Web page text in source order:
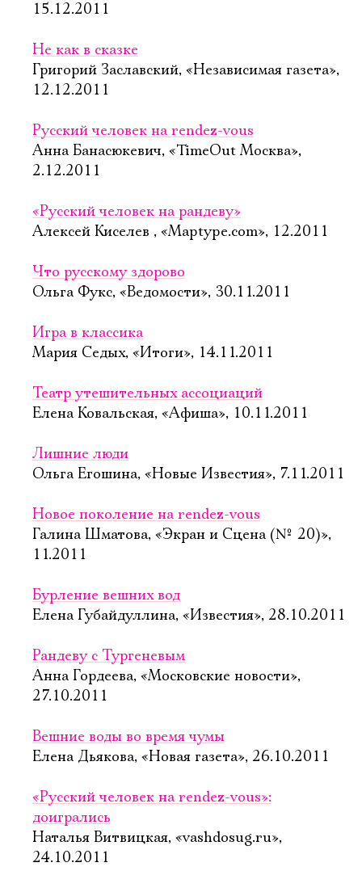
15.12.2011
Не как в сказке
Григорий Заславский, «Независимая газета»,
12.12.2011
Русский человек на rendez-vous
Анна Банасюкевич, «TimeOut Москва»,
2.12.2011
«Русский человек на рандеву»
Алексей Киселев , «Maptype.com», 12.2011
Что русскому здорово
Ольга Фукс, «Ведомости», 30.11.2011
Игра в классика
Мария Седых, «Итоги», 14.11.2011
Театр утешительных ассоциаций
Елена Ковальская, «Афиша», 10.11.2011
Лишние люди
Ольга Егошина, «Новые Известия», 7.11.2011
Новое поколение на rendez-vous
Галина Шматова, «Экран и Сцена (№ 20)»,
11.2011
Бурление вешних вод
Елена Губайдуллина, «Известия», 28.10.2011
Рандеву с Тургеневым
Анна Гордеева, «Московские новости»,
27.10.2011
Вешние воды во время чумы
Елена Дьякова, «Новая газета», 26.10.2011
«Русский человек на rendez-vous»:
доигрались
Наталья Витвицкая, «vashdosug.ru»,
24.10.2011